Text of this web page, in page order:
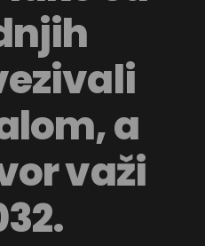
a
važi